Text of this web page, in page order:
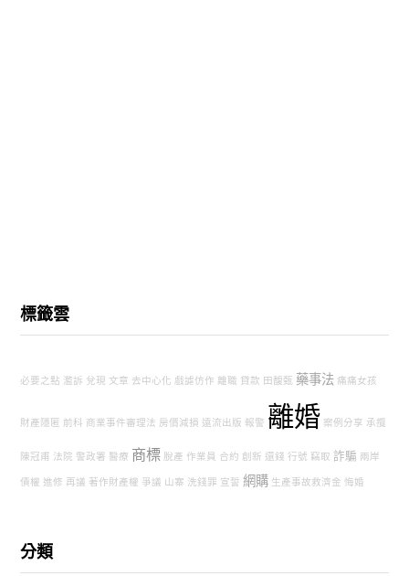
標籤雲
必要之點 濫訴 兌現 文章 去中心化 戲謔仿作 離職 貸款 田馥甄 藥事法 痛痛女孩
財產隱匿 前科 商業事件審理法 房價減損 遠流出版 報警 離婚 案例分享 承攬
陳冠甫 法院 警政署 醫療 商標 脫產 作業員 合約 創新 還錢 行號 竊取 詐騙 兩岸
債權 進修 再議 著作財產權 爭議 山寨 洗錢罪 宣誓 網購 生產事故救濟金 悔婚
分類